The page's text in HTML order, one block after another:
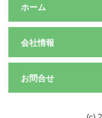
ホーム
会社情報
お問合せ